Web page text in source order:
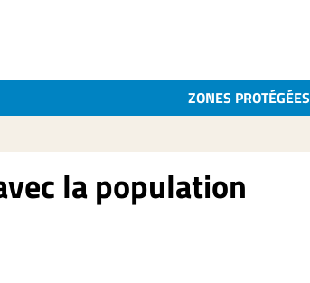
ZONES PROTÉGÉES
la population